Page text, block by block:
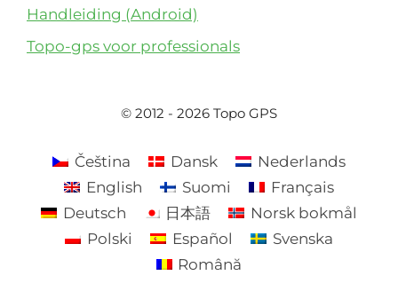
Handleiding (Android)
Topo-gps voor professionals
© 2012 - 2026 Topo GPS
Čeština Dansk
Nederlands
English
Suomi
Français
Deutsch
日本語
Norsk bokmål
Polski
Español
Svenska
Română